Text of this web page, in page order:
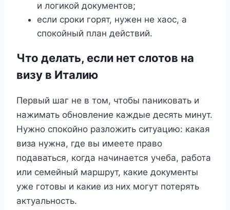
и логикой документов;
если сроки горят, нужен не хаос, а
спокойный план действий.
Что делать, если нет слотов на
визу в Италию
Первый шаг не в том, чтобы паниковать и
нажимать обновление каждые десять минут.
Нужно спокойно разложить ситуацию: какая
виза нужна, где вы имеете право
подаваться, когда начинается учеба, работа
или семейный маршрут, какие документы
уже готовы и какие из них могут потерять
актуальность.